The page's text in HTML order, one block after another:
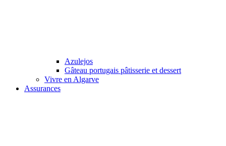
Azulejos
Gâteau portugais pâtisserie et dessert
Vivre en Algarve
Assurances